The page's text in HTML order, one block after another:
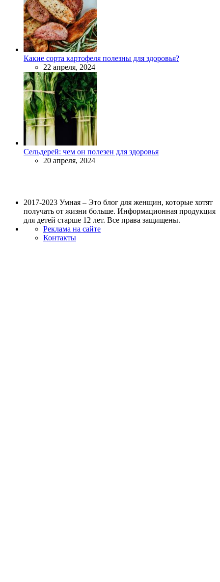
Какие сорта картофеля полезны для здоровья?
22 апреля, 2024
Сельдерей: чем он полезен для здоровья
20 апреля, 2024
2017-2023 Умная – Это блог для женщин, которые хотят
получать от жизни больше. Информационная продукция
для детей старше 12 лет. Все права защищены.
Реклама на сайте
Контакты